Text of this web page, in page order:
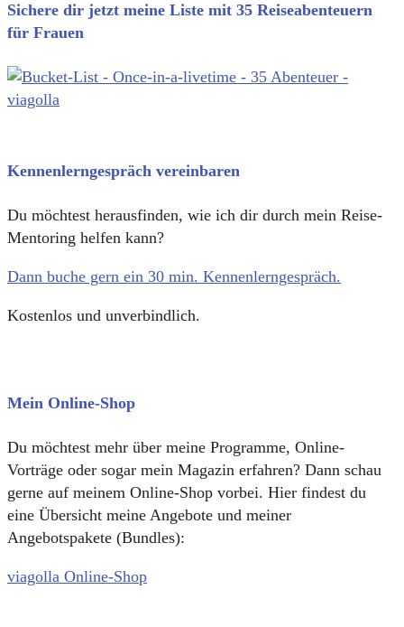
Sichere dir jetzt meine Liste mit 35 Reiseabenteuern
für Frauen
Kennenlerngespräch vereinbaren
Du möchtest herausfinden, wie ich dir durch mein Reise-
Mentoring helfen kann?
Dann buche gern ein 30 min. Kennenlerngespräch.
Kostenlos und unverbindlich.
Mein Online-Shop
Du möchtest mehr über meine Programme, Online-
Vorträge oder sogar mein Magazin erfahren? Dann schau
gerne auf meinem Online-Shop vorbei. Hier findest du
eine Übersicht meine Angebote und meiner
Angebotspakete (Bundles):
viagolla Online-Shop